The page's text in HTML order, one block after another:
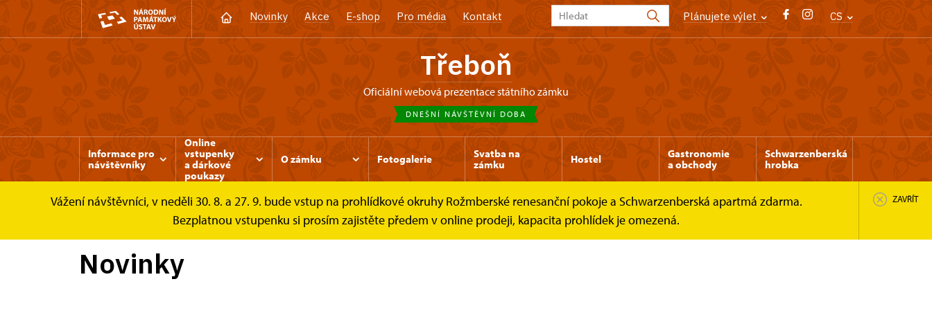
Novinky Akce E-shop Pro média Kontakt Plánujete výlet CS
Třeboň
oficiální webová prezentace státního zámku
DNEŠNÍ NÁVŠTĚVNÍ DOBA
Informace pro
návštěvníky
Online
vstupenky
a dárkové
poukazy
O zámku Fotogalerie
Svatba na
zámku
Hostel
Gastronomie
a obchody
Schwarzenberská
hrobka
Vážení návštěvníci, v neděli 30. 8. a 27. 9. bude vstup na prohlídkové okruhy Rožmberské renesanční pokoje a Schwarzenberská apartmá zdarma.
Bezplatnou vstupenku si prosím zajistěte předem v online prodeji, kapacita prohlídek je omezená.
ZAVŘÍT
Třeboň Zprávy
Novinky